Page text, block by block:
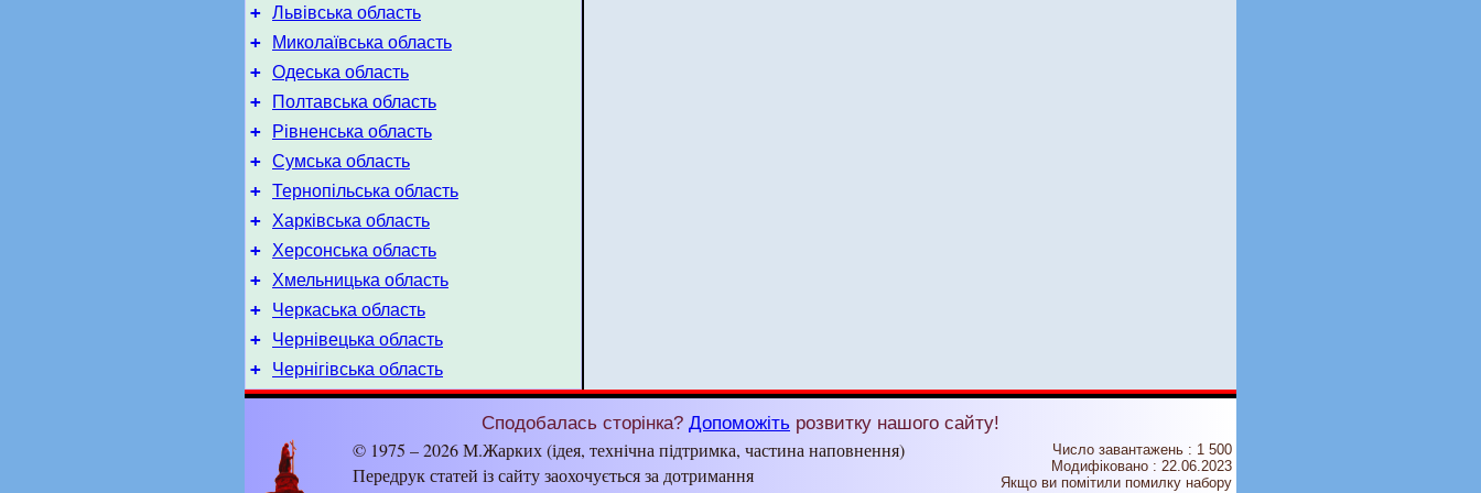
+ Львівська область
+ Миколаївська область
+ Одеська область
+ Полтавська область
+ Рівненська область
+ Сумська область
+ Тернопільська область
+ Харківська область
+ Херсонська область
+ Хмельницька область
+ Черкаська область
+ Чернівецька область
+ Чернігівська область
Сподобалась сторінка? Допоможіть розвитку нашого сайту!
© 1975 – 2026 М.Жарких (ідея, технічна підтримка, частина наповнення)
Передрук статей із сайту заохочується за дотримання
Число завантажень : 1 500
Модифіковано : 22.06.2023
Якщо ви помітили помилку набору